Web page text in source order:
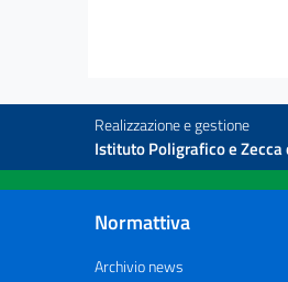
Realizzazione e gestione
Istituto Poligrafico e
Normattiva
Archivio news